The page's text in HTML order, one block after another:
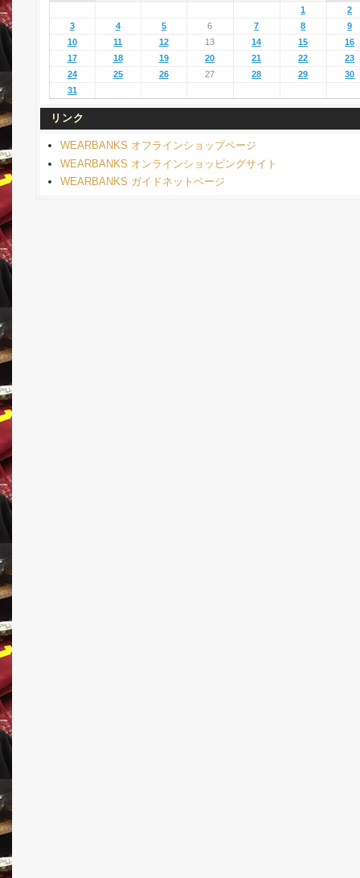
1
2
3
4 5 6 7 8
9
10
11 12 13 14 15
16
17
18 19 20 21 22
23
24
25 26 27 28 29
30
31
リンク
WEARBANKS オフラインショップページ
WEARBANKS オンラインショッピングサイト
WEARBANKS ガイドネットページ